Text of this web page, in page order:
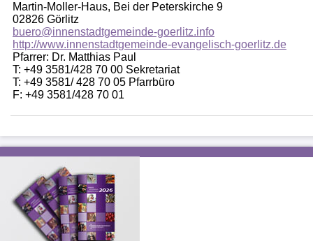
Martin-Moller-Haus, Bei der Peterskirche 9
02826 Görlitz
buero@innenstadtgemeinde-goerlitz.info
http://www.innenstadtgemeinde-evangelisch-goerlitz.de
Pfarrer: Dr. Matthias Paul
T: +49 3581/428 70 00 Sekretariat
T: +49 3581/ 428 70 05 Pfarrbüro
F: +49 3581/428 70 01